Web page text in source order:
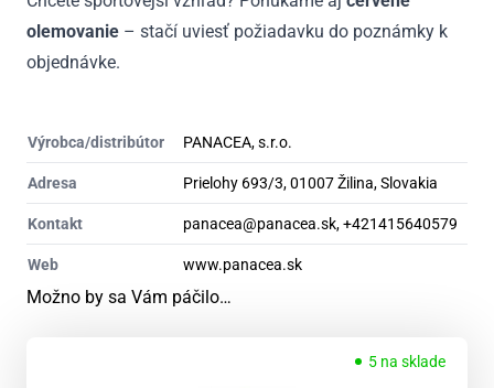
olemovanie – stačí uviesť požiadavku do poznámky k
objednávke.
Výrobca/distribútor PANACEA, s.r.o.
Adresa Prielohy 693/3, 01007 Žilina, Slovakia
Kontakt panacea@panacea.sk, +421415640579
Web www.panacea.sk
Možno by sa Vám páčilo…
5 na sklade